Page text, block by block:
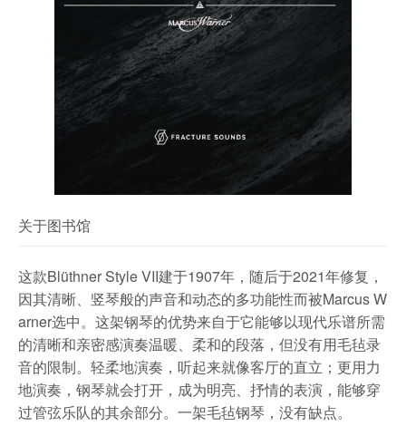
关于图书馆
这款Blüthner Style VII建于1907年，随后于2021年修复，
因其清晰、竖琴般的声音和动态的多功能性而被Marcus W
arner选中。这架钢琴的优势来自于它能够以现代乐谱所需
的清晰和亲密感演奏温暖、柔和的段落，但没有用毛毡录
音的限制。轻柔地演奏，听起来就像客厅的直立；更用力
地演奏，钢琴就会打开，成为明亮、抒情的表演，能够穿
过管弦乐队的其余部分。一架毛毡钢琴，没有缺点。